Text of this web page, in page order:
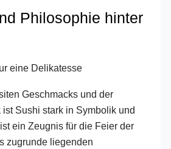
Philosophie hinter
eine Delikatesse
Geschmacks und der
Sushi stark in Symbolik und
ein Zeugnis für die Feier der
zugrunde liegenden